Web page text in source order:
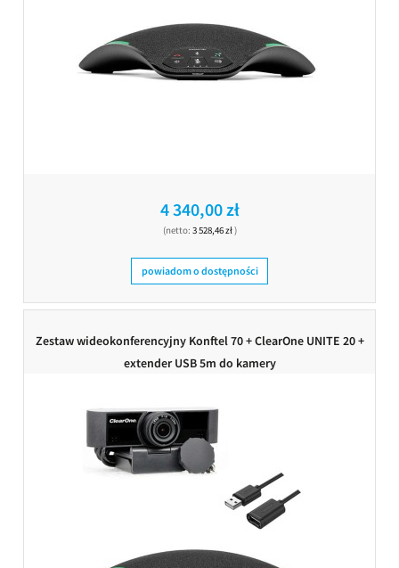
4 340,00 zł
(netto: 3 528,46 zł)
powiadom o dostępności
Zestaw wideokonferencyjny Konftel 70 + ClearOne UNITE 20 +
extender USB 5m do kamery